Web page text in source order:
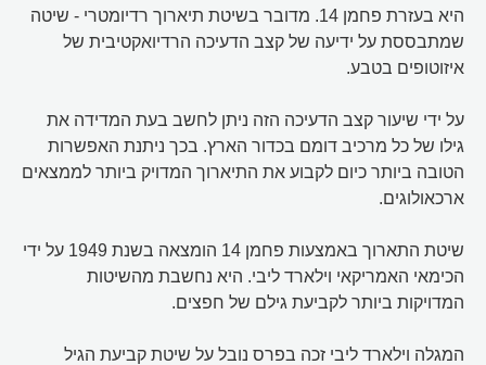
היא בעזרת פחמן 14. מדובר בשיטת תיארוך רדיומטרי - שיטה
שמתבססת על ידיעה של קצב הדעיכה הרדיואקטיבית של
איזוטופים בטבע.
על ידי שיעור קצב הדעיכה הזה ניתן לחשב בעת המדידה את
גילו של כל מרכיב דומם בכדור הארץ. בכך ניתנת האפשרות
הטובה ביותר כיום לקבוע את התיארוך המדויק ביותר לממצאים
ארכאולוגים.
שיטת התארוך באמצעות פחמן 14 הומצאה בשנת 1949 על ידי
הכימאי האמריקאי וילארד ליבי. היא נחשבת מהשיטות
המדויקות ביותר לקביעת גילם של חפצים.
המגלה וילארד ליבי זכה בפרס נובל על שיטת קביעת הגיל